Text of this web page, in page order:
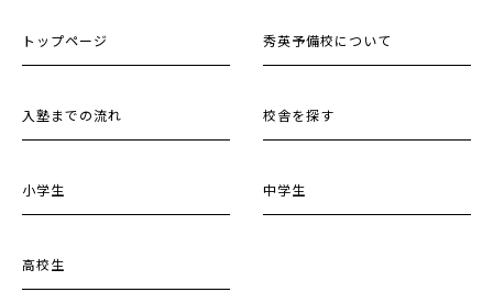
トップページ 秀英予備校について
入塾までの流れ 校舎を探す
小学生 中学生
高校生